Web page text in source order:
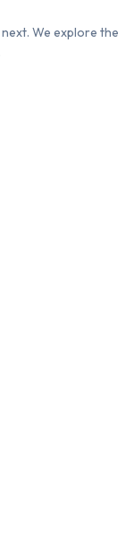
We explore the